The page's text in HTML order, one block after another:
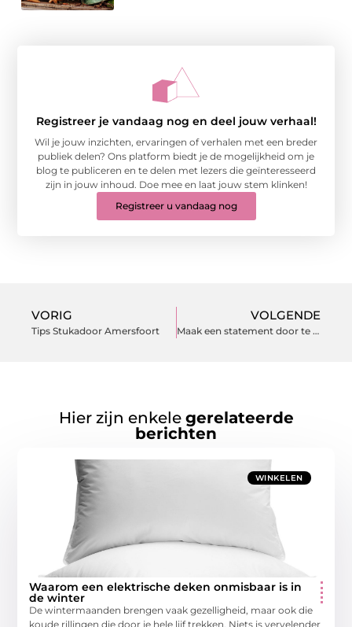
Registreer je vandaag nog en deel jouw verhaal!
Wil je jouw inzichten, ervaringen of verhalen met een breder
publiek delen? Ons platform biedt je de mogelijkheid om je
blog te publiceren en te delen met lezers die geïnteresseerd
zijn in jouw inhoud. Doe mee en laat jouw stem klinken!
Registreer u vandaag nog
VORIG
Tips Stukadoor Amersfoort
VOLGENDE
Maak een statement door te kiezen voor fantastische garagedeuren
Hier zijn enkele gerelateerde
berichten
WINKELEN
Waarom een elektrische deken onmisbaar is in
de winter
De wintermaanden brengen vaak gezelligheid, maar ook die
koude rillingen die door je hele lijf trekken. Niets is vervelender